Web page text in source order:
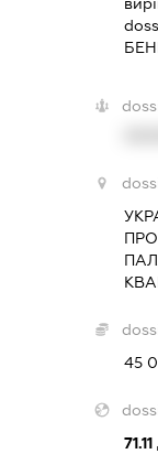
45
71.11